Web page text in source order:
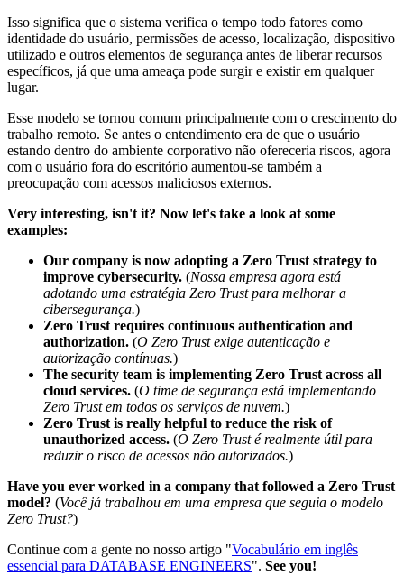
Isso significa que o sistema verifica o tempo todo fatores como
identidade do usuário, permissões de acesso, localização, dispositivo
utilizado e outros elementos de segurança antes de liberar recursos
específicos, já que uma ameaça pode surgir e existir em qualquer
lugar.
Esse modelo se tornou comum principalmente com o crescimento do
trabalho remoto. Se antes o entendimento era de que o usuário
estando dentro do ambiente corporativo não ofereceria riscos, agora
com o usuário fora do escritório aumentou-se também a
preocupação com acessos maliciosos externos.
Very interesting, isn't it? Now let's take a look at some
examples:
Our company is now adopting a Zero Trust strategy to
improve cybersecurity. (Nossa empresa agora está
adotando uma estratégia Zero Trust para melhorar a
cibersegurança.)
Zero Trust requires continuous authentication and
authorization. (O Zero Trust exige autenticação e
autorização contínuas.)
The security team is implementing Zero Trust across all
cloud services. (O time de segurança está implementando
Zero Trust em todos os serviços de nuvem.)
Zero Trust is really helpful to reduce the risk of
unauthorized access. (O Zero Trust é realmente útil para
reduzir o risco de acessos não autorizados.)
Have you ever worked in a company that followed a Zero Trust
model? (Você já trabalhou em uma empresa que seguia o modelo
Zero Trust?)
Continue com a gente no nosso artigo "Vocabulário em inglês
essencial para DATABASE ENGINEERS". See you!